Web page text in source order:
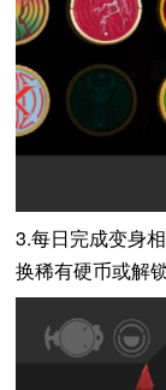
3.每日完成变身
换稀有硬币或解